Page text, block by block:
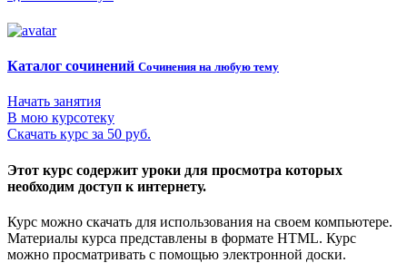
Каталог сочинений Сочинения на любую тему
Начать занятия
В мою курсотеку
Скачать курс за 50 руб.
Этот курс содержит уроки для просмотра которых
необходим доступ к интернету.
Курс можно скачать для использования на своем компьютере.
Материалы курса представлены в формате HTML. Курс
можно просматривать с помощью электронной доски.